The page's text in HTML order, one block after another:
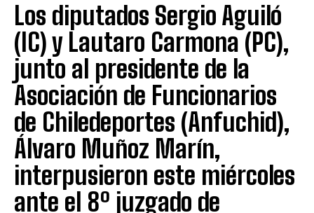
Los diputados Sergio Aguiló
(IC) y Lautaro Carmona (PC),
junto al presidente de la
Asociación de Funcionarios
de Chiledeportes (Anfuchid),
Álvaro Muñoz Marín,
interpusieron este miércoles
ante el 8º juzgado de